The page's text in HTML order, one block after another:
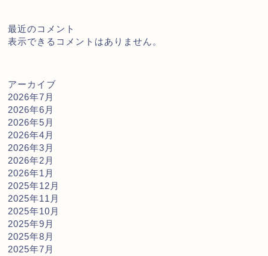
最近のコメント
表示できるコメントはありません。
アーカイブ
2026年7月
2026年6月
2026年5月
2026年4月
2026年3月
2026年2月
2026年1月
2025年12月
2025年11月
2025年10月
2025年9月
2025年8月
2025年7月